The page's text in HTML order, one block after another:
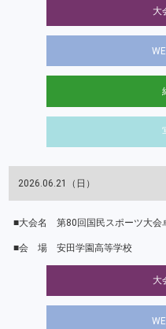
大
2026.06.21（日）
第80回国民スポーツ大会
安田学園高等学校
大